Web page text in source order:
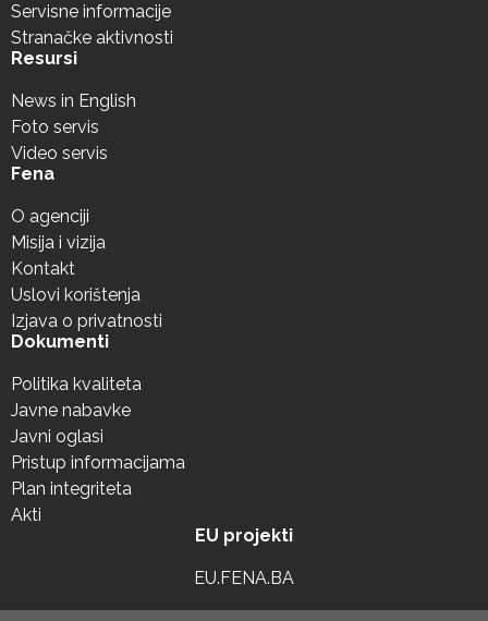
Servisne informacije
Stranačke aktivnosti
Resursi
News in English
Foto servis
Video servis
Fena
O agenciji
Misija i vizija
Kontakt
Uslovi korištenja
Izjava o privatnosti
Dokumenti
Politika kvaliteta
Javne nabavke
Javni oglasi
Pristup informacijama
Plan integriteta
Akti
EU projekti
EU.FENA.BA